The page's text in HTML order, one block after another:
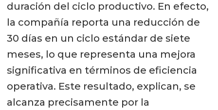
duración del ciclo productivo. En efecto,
la compañía reporta una reducción de
30 días en un ciclo estándar de siete
meses, lo que representa una mejora
significativa en términos de eficiencia
operativa. Este resultado, explican, se
alcanza precisamente por la